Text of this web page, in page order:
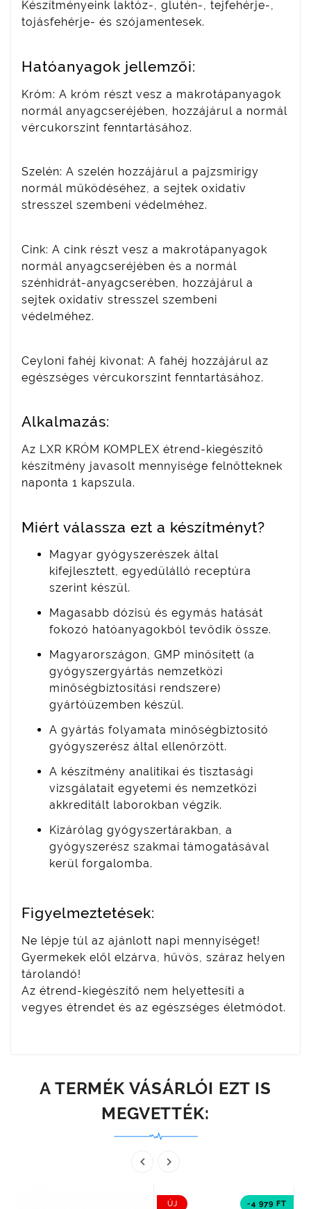
Készítményeink laktóz-, glutén-, tejfehérje-,
tojásfehérje- és szójamentesek.
Hatóanyagok jellemzői:
Króm: A króm részt vesz a makrotápanyagok
normál anyagcseréjében, hozzájárul a normál
vércukor­szint fenntartásához.
Szelén: A szelén hozzájárul a pajzsmirigy
normál működéséhez, a sejtek oxidatív
stresszel szembeni védelméhez.
Cink: A cink részt vesz a makrotápanyagok
normál anyagcseréjében és a normál
szénhidrát-anyagcserében, hozzájárul a
sejtek oxidatív stresszel szembeni
védelméhez.
Ceyloni fahéj kivonat: A fahéj hozzájárul az
egészséges vércukorszint fenntartásához.
Alkalmazás:
Az LXR KRÓM KOMPLEX étrend-kiegészítő
készítmény javasolt mennyisége felnőtteknek
naponta 1 kapszula.
Miért válassza ezt a készítményt?
Magyar gyógyszerészek által
kifejlesztett, egyedülálló receptúra
szerint készül.
Magasabb dózisú és egymás hatását
fokozó hatóanyagokból tevődik össze.
Magyarországon, GMP minősített (a
gyógyszergyártás nemzetközi
minőségbiztosítási rendszere)
gyártóüzemben készül.
A gyártás folyamata minőségbiztosító
gyógyszerész által ellenőrzött.
A készítmény analitikai és tisztasági
vizsgálatait egyetemi és nemzetközi
akkreditált laborokban végzik.
Kizárólag gyógyszertárakban, a
gyógyszerész szakmai támogatásával
kerül forgalomba.
Figyelmeztetések:
Ne lépje túl az ajánlott napi mennyiséget!
Gyermekek elől elzárva, hűvös, száraz helyen
tárolandó!
Az étrend-kiegészítő nem helyettesíti a
vegyes étrendet és az egészséges életmódot.
A TERMÉK VÁSÁRLÓI EZT IS
MEGVETTÉK:
 
ÚJ -4 979 FT